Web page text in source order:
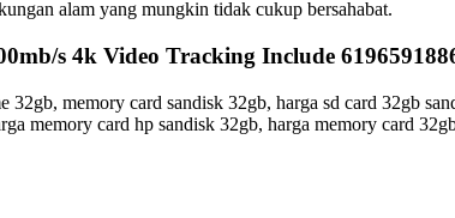
alam yang mungkin tidak cukup bersahabat.
s 4k Video Tracking Include
memory card sandisk 32gb, harga sd card 32gb
memory card hp sandisk 32gb, harga memory card